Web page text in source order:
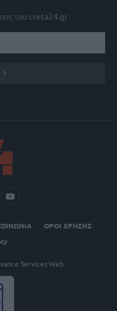
του creta24.gr
ΟΡΟΙ ΧΡΗΣΗΣ
Services Web